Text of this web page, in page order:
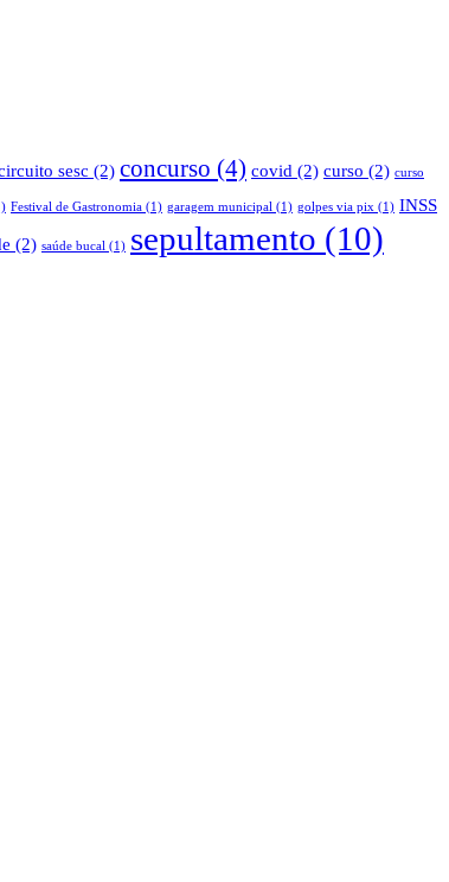
sesc (2) concurso (4) covid (2) curso (2) curso
Festival de Gastronomia (1) garagem municipal (1) golpes via pix (1) INSS
(2) saúde bucal (1) sepultamento (10)